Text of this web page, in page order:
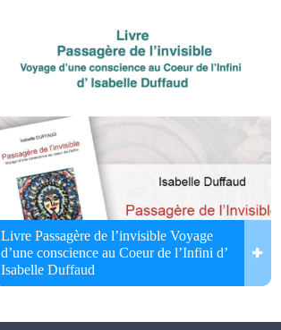
Livre Passagère de l’invisible Voyage
d’une conscience au Coeur de l’Infini d’
Isabelle Duffaud